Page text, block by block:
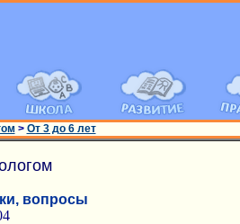
> От 3 до 6 лет
вопросы